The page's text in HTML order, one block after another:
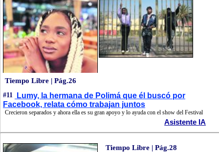
Tiempo Libre | Pág.26
#11
Lumy, la hermana de Polimá que él buscó por
Facebook, relata cómo trabajan juntos
Crecieron separados y ahora ella es su gran apoyo y lo ayuda con el show del Festival
Asistente IA
Tiempo Libre | Pág.28